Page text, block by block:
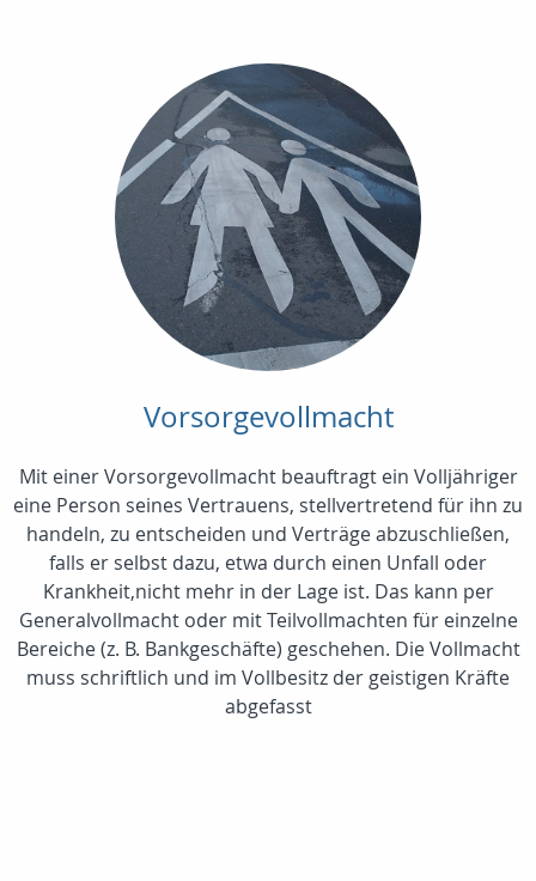
Vorsorgevollmacht
Mit einer Vorsorgevollmacht beauftragt ein Volljähriger
eine Person seines Vertrauens, stellvertretend für ihn zu
handeln, zu entscheiden und Verträge abzuschließen,
falls er selbst dazu, etwa durch einen Unfall oder
Krankheit,nicht mehr in der Lage ist. Das kann per
Generalvollmacht oder mit Teilvollmachten für einzelne
Bereiche (z. B. Bankgeschäfte) geschehen. Die Vollmacht
muss schriftlich und im Vollbesitz der geistigen Kräfte
abgefasst